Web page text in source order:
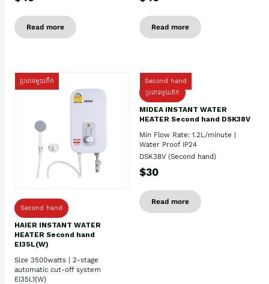
Read more Read more
ប្រភេទមួយតឹក
Second hand
HAIER INSTANT WATER
HEATER Second hand
EI35L(W)
Size 3500watts | 2-stage
automatic cut-off system
EI35L1(W)
Second hand
ប្រភេទមួយតឹក
MIDEA INSTANT WATER
HEATER Second hand DSK38V
Min Flow Rate: 1.2L/minute |
Water Proof IP24
DSK38V (Second hand)
$30
Read more